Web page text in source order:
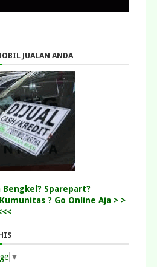
JUALAN ANDA
Bengkel? Sparepart?
? Go Online Aja > >
▼